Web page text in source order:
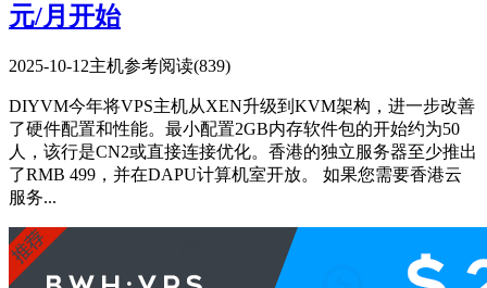
元/月开始
2025-10-12主机参考阅读(839)
DIYVM今年将VPS主机从XEN升级到KVM架构，进一步改善
了硬件配置和性能。最小配置2GB内存软件包的开始约为50
人，该行是CN2或直接连接优化。香港的独立服务器至少推出
了RMB 499，并在DAPU计算机室开放。 如果您需要香港云
服务...